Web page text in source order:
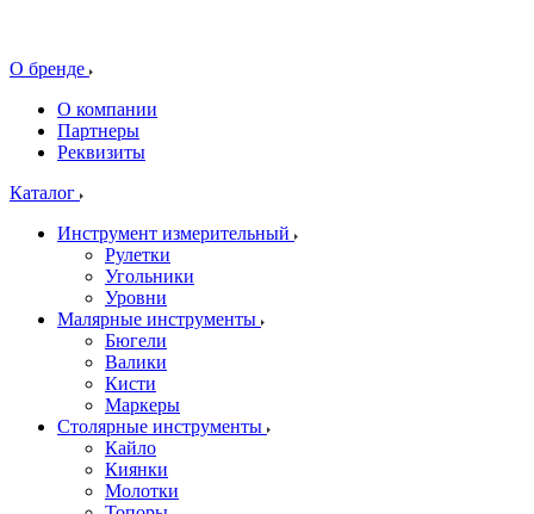
О бренде
О компании
Партнеры
Реквизиты
Каталог
Инструмент измерительный
Рулетки
Угольники
Уровни
Малярные инструменты
Бюгели
Валики
Кисти
Маркеры
Столярные инструменты
Кайло
Киянки
Молотки